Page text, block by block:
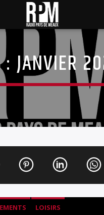
: JANVIER
LOISIRS